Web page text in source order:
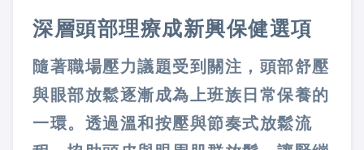
深層頭部理療成新興保健選項
隨著職場壓力議題受到關注，頭部舒壓
與眼部放鬆逐漸成為上班族日常保養的
一環。透過溫和按壓與節奏式放鬆流